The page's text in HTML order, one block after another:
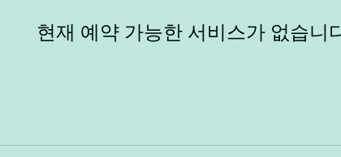
현재 예약 가능한 서비스가 없습니